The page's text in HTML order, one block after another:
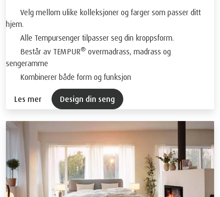
Velg mellom ulike kolleksjoner og farger som passer ditt
hjem.
Alle Tempursenger tilpasser seg din kroppsform.
Består av TEMPUR® overmadrass, madrass og
sengeramme
Kombinerer både form og funksjon
Les mer Design din seng